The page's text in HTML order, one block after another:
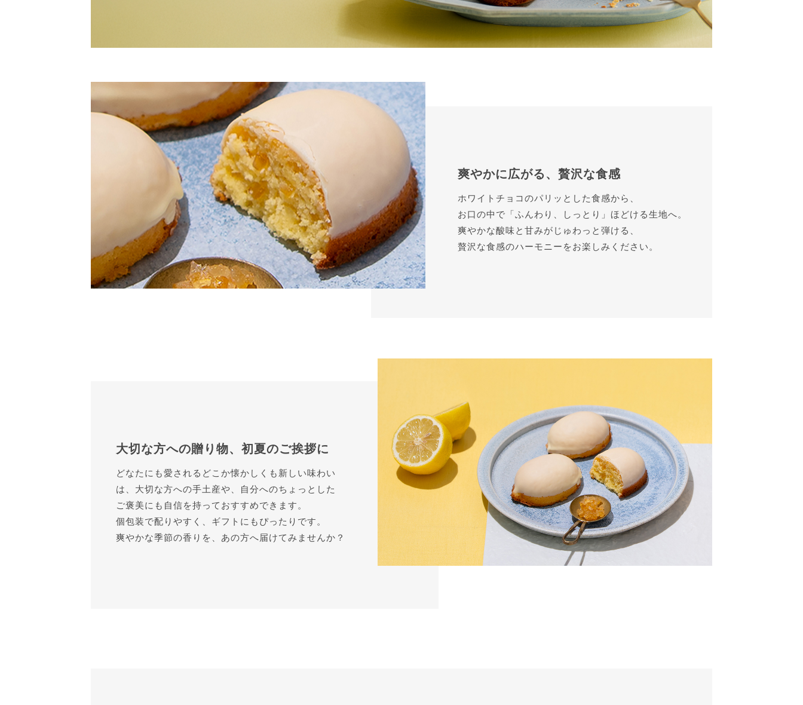
爽やかに広がる、贅沢な食感
ホワイトチョコのパリッとした食感から、
お口の中で「ふんわり、しっとり」ほどける生地へ。
爽やかな酸味と甘みがじゅわっと弾ける、
贅沢な食感のハーモニーをお楽しみください。
大切な方への贈り物、初夏のご挨拶に
どなたにも愛されるどこか懐かしくも新しい味わい
は、大切な方への手土産や、自分へのちょっとした
ご褒美にも自信を持っておすすめできます。
個包装で配りやすく、ギフトにもぴったりです。
爽やかな季節の香りを、あの方へ届けてみませんか？